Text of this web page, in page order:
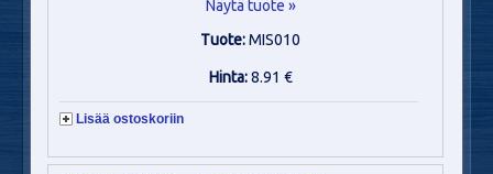
Näytä tuote »
Tuote:MIS010
Hinta:8.91 €
Lisää ostoskoriin